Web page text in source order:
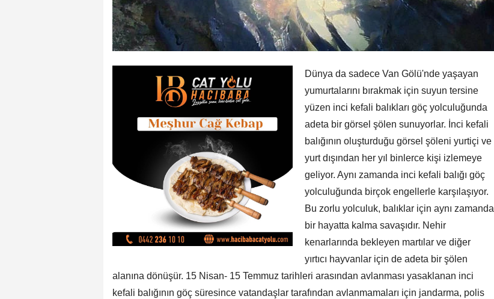
Dünya da sadece Van Gölü'nde yaşayan
yumurtalarını bırakmak için suyun tersine
yüzen inci kefali balıkları göç yolculuğunda
adeta bir görsel şölen sunuyorlar. İnci kefali
balığının oluşturduğu görsel şöleni yurtiçi ve
yurt dışından her yıl binlerce kişi izlemeye
geliyor. Aynı zamanda inci kefali balığı göç
yolculuğunda birçok engellerle karşılaşıyor.
Bu zorlu yolculuk, balıklar için aynı zamanda
bir hayatta kalma savaşıdır. Nehir
kenarlarında bekleyen martılar ve diğer
yırtıcı hayvanlar için de adeta bir şölen
alanına dönüşür. 15 Nisan- 15 Temmuz tarihleri arasından avlanması yasaklanan inci
kefali balığının göç süresince vatandaşlar tarafından avlanmamaları için jandarma, polis